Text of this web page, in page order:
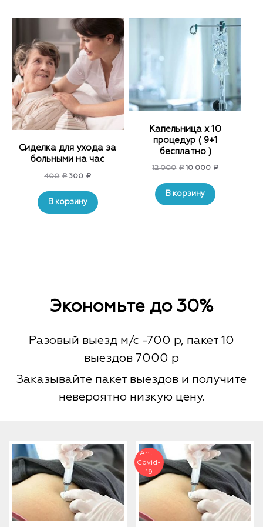
Сиделка для ухода за
больными на час
400 ₽ Original
was:
400₽.
300 ₽Current
is:
300₽.
В корзину
Капельница x 10
процедур ( 9+1
бесплатно )
12 000 ₽ Original
was:
12
10 000 ₽Current
В корзину
Экономьте до 30%
Разовый выезд м/с -700 р, пакет 10
выездов 7000 р
Заказывайте пакет выездов и получите
невероятно низкую цену.